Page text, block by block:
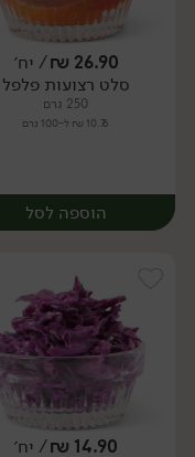
יח׳
26.90
₪/ יח׳
סלט רצועות פלפל
250 גרם
10.76 ₪ ל-100 גרם
הוספה לסל
14.90
₪/ יח׳